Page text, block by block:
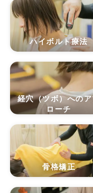
ハイボルト療法
経穴（ツボ）への
ローチ
骨格矯正